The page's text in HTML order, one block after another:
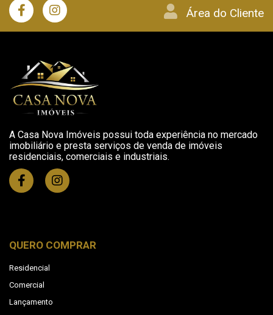
Área do Cliente
A Casa Nova Imóveis possui toda experiência no mercado
imobiliário e presta serviços de venda de imóveis
residenciais, comerciais e industriais.
QUERO COMPRAR
Residencial
Comercial
Lançamento